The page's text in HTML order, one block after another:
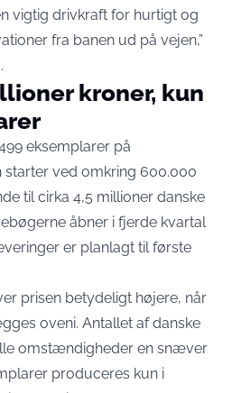
vigtig drivkraft for hurtigt og
fra banen ud på vejen,”
kroner, kun
eksemplarer på
starter ved omkring 600.000
til cirka 4,5 millioner danske
åbner i fjerde kvartal
er planlagt til første
prisen betydeligt højere, når
oveni. Antallet af danske
omstændigheder en snæver
produceres kun i